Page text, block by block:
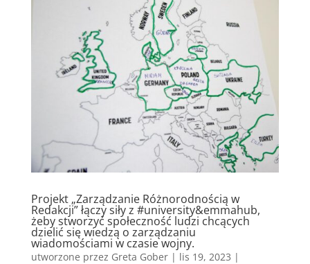
Projekt „Zarządzanie Różnorodnością w
Redakcji” łączy siły z #university&emmahub,
żeby stworzyć społeczność ludzi chcących
dzielić się wiedzą o zarządzaniu
wiadomościami w czasie wojny.
utworzone przez Greta Gober| lis 19, 2023 |